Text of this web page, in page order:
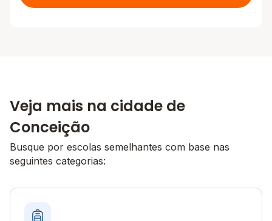
Veja mais na cidade de
Conceição
Busque por escolas semelhantes com base nas
seguintes categorias: